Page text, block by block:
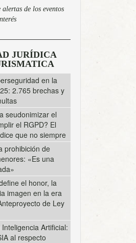
alertas de los eventos
JURÍDICA
en la
2.765 brechas y
seudonimizar el
el RGPD? El
que no siempre
prohibición de
«Es una
el honor, la
imagen en la era
de Ley
Artificial:
al respecto